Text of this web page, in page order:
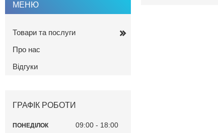
Товари та послуги
Про нас
Відгуки
ГРАФІК РОБОТИ
ПОНЕДІЛОК 09:00 18:00